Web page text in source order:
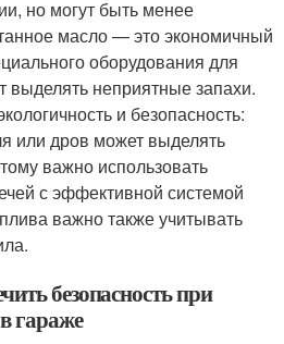
но могут быть менее
масло — это экономичный
оборудования для
выделять неприятные запахи.
и безопасность:
или дров может выделять
важно использовать
с эффективной системой
важно также учитывать
безопасность при
гараже